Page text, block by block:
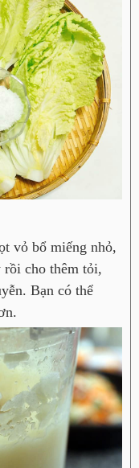
vỏ bổ miếng nhỏ,
cho thêm tỏi,
Bạn có thể